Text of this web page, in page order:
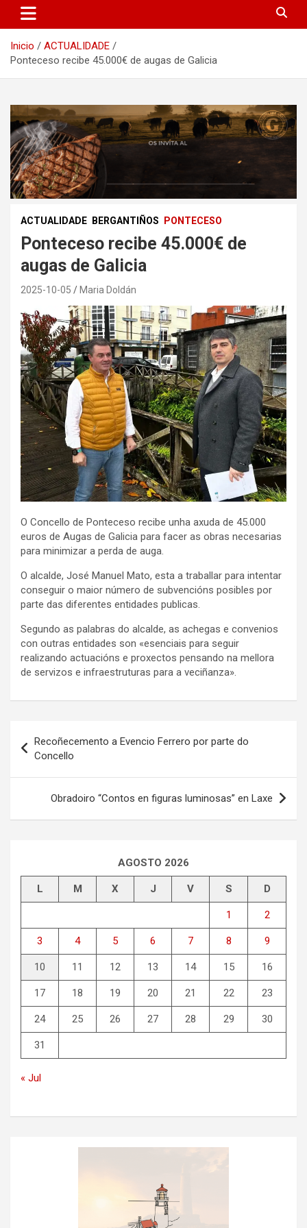
Inicio
ACTUALIDADE
Ponteceso recibe 45.000€ de augas de Galicia
ACTUALIDADE BERGANTIÑOS PONTECESO
Ponteceso recibe 45.000€ de
augas de Galicia
2025-10-05 Maria Doldán
O Concello de Ponteceso recibe unha axuda de 45.000
euros de Augas de Galicia para facer as obras necesarias
para minimizar a perda de auga.
O alcalde, José Manuel Mato, esta a traballar para intentar
conseguir o maior número de subvencións posibles por
parte das diferentes entidades publicas.
Segundo as palabras do alcalde, as achegas e convenios
con outras entidades son «esenciais para seguir
realizando actuacións e proxectos pensando na mellora
de servizos e infraestruturas para a veciñanza».
de
entradas
Recoñecemento a Evencio Ferrero por parte do
Concello
Obradoiro “Contos en figuras luminosas” en Laxe
AGOSTO 2026
L M X J V S D
1 2
3 4 5 6 7 8 9
10 11 12 13 14 15 16
17 18 19 20 21 22 23
24 25 26 27 28 29 30
31
« Jul